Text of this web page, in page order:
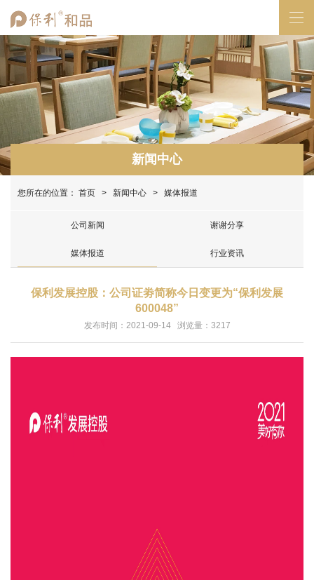
新闻中心
您所在的位置： 首页 > 新闻中心 > 媒体报道
公司新闻 谢谢分享
媒体报道 行业资讯
保利发展控股：公司证劵简称今日变更为“保利发展
600048”
发布时间：2021-09-14 浏览量：3217